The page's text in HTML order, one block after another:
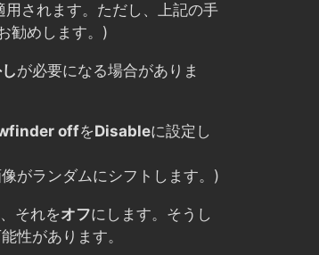
されます。ただし、上記の手
勧めします。)
が必要になる場合がありま
offをDisableに設定し
がランダムにシフトします。)
それをオフにします。そうし
性があります。